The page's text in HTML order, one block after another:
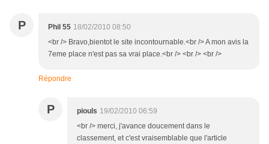
P Phil 55 18/02/2010 08:50
<br /> Bravo,bientot le site incontournable.<br /> A mon avis la
7eme place n'est pas sa vrai place.<br /> <br /> <br />
Répondre
P piouls 19/02/2010 06:59
<br /> merci, j'avance doucement dans le
classement, et c'est vraisemblable que l'article